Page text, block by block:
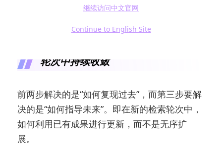
继续访问中文官网
Continue to English Site
轮次中持续收敛
前两步解决的是“如何复现过去”，而第三步要解
决的是“如何指导未来”。即在新的检索轮次中，
如何利用已有成果进行更新，而不是无序扩
展。